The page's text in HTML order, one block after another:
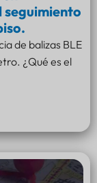
seguimiento
de balizas BLE
¿Qué es el